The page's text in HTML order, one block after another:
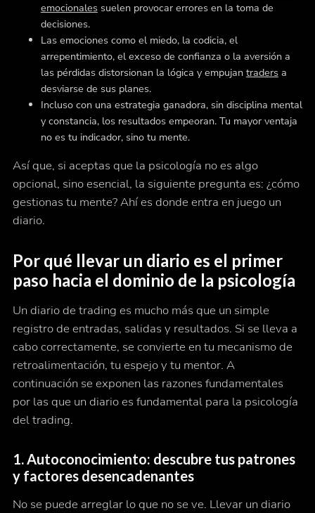
emocionalessuelen provocar errores en la toma de
decisiones.
Las emociones como el miedo, la codicia, el
arrepentimiento, el exceso de confianza o la aversión a
las pérdidas distorsionan la lógica y empujan tradersa
desviarse de sus planes.
Incluso con una estrategia ganadora, sin disciplina mental
y constancia, los resultados empeoran. Tu mayor ventaja
no es tu indicador, sino tu mente.
Así que, si aceptas que la psicología no es algo
opcional, sino esencial, la siguiente pregunta es: ¿cómo
gestionas tu mente? Ahí es donde entra en juego un
diario.
Por qué llevar un diario es el primer
paso hacia el dominio de la psicología
Un diario de trading es mucho más que un simple
registro de entradas, salidas y resultados. Si se lleva a
cabo correctamente, se convierte en tu mecanismo de
retroalimentación, tu espejo y tu mentor. A
continuación se exponen las razones fundamentales
por las que un diario es fundamental para la psicología
del trading.
1. Autoconocimiento: descubre tus patrones
y factores desencadenantes
No se puede arreglar lo que no se ve. Llevar un diario